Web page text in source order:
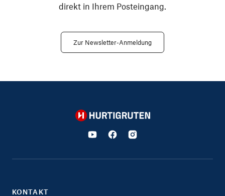
direkt in Ihrem Posteingang.
Zur Newsletter-Anmeldung
Hurtigruten
KONTAKT